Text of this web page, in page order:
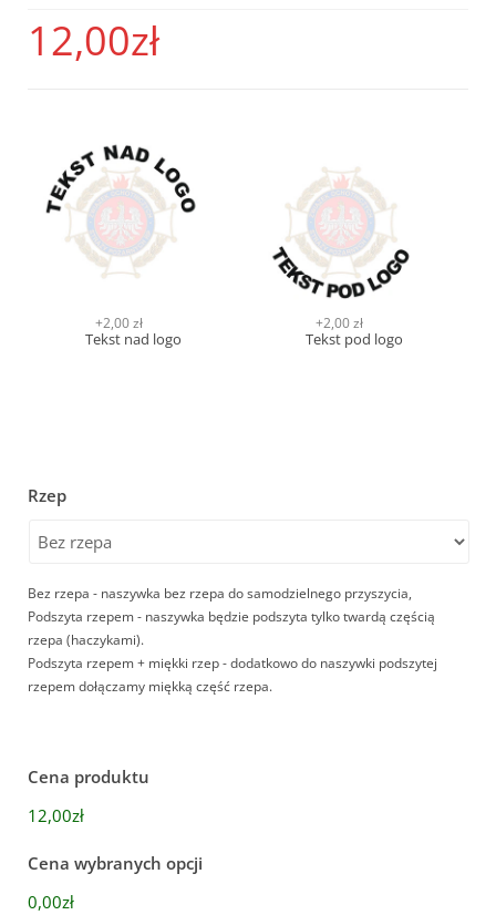
12,00zł
Tekst nad logo
+2,00 zł
Tekst pod logo
+2,00 zł
Rzep
Bez rzepa - naszywka bez rzepa do samodzielnego przyszycia,
Podszyta rzepem - naszywka będzie podszyta tylko twardą częścią
rzepa (haczykami).
Podszyta rzepem + miękki rzep - dodatkowo do naszywki podszytej
rzepem dołączamy miękką część rzepa.
Cena produktu
12,00zł
Cena wybranych opcji
0,00zł